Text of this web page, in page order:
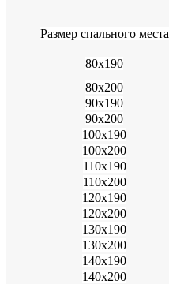
Размер спального места
80х190
80х200
90х190
90х200
100х190
100х200
110х190
110х200
120х190
120х200
130х190
130х200
140х190
140х200